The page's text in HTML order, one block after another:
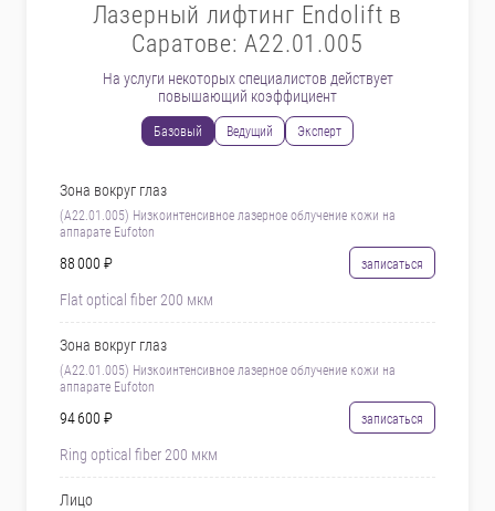
Лазерный лифтинг Endolift в
Саратове: A22.01.005
На услуги некоторых специалистов действует
повышающий коэффициент
Базовый Ведущий Эксперт
Зона вокруг глаз
(A22.01.005) Низкоинтенсивное лазерное облучение кожи на
аппарате Eufoton
88 000 ₽ записаться
Flat optical fiber 200 мкм
Зона вокруг глаз
(A22.01.005) Низкоинтенсивное лазерное облучение кожи на
аппарате Eufoton
94 600 ₽ записаться
Ring optical fiber 200 мкм
Лицо